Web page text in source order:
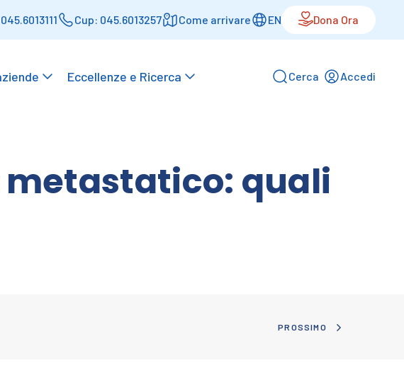
Cup: 045.6013257 Come arrivare EN Dona Ora
Eccellenze e Ricerca Cerca Accedi
quali
PROSSIMO